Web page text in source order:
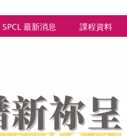
SPCL 最新消息 課程資料